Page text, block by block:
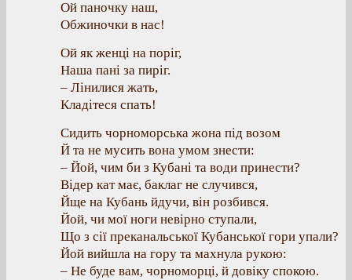
Ой паночку наш,
Обжиночки в нас!
Ой як женці на поріг,
Наша пані за пиріг.
– Лінилися жать,
Кладітеся спать!
Сидить чорноморська жона під возом
Й та не мусить вона умом знести:
– Йой, чим би з Кубані та води принести?
Відер кат має, баклаг не случився,
Йще на Кубань йдучи, він розбився.
Йой, чи мої ноги невірно ступали,
Що з сії преканальської Кубанської гори упали?
Йой вийшла на гору та махнула рукою:
– Не буде вам, чорноморці, й довіку спокою.